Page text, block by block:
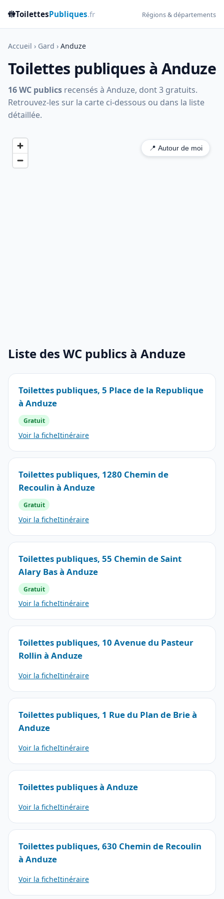
🚻ToilettesPubliques.fr Régions & départements
Accueil › Gard › Anduze
Toilettes publiques à Anduze
16 WC publics recensés à Anduze, dont 3 gratuits.
Retrouvez-les sur la carte ci-dessous ou dans la liste
détaillée.
📍 Autour de moi
Liste des WC publics à Anduze
Toilettes publiques, 5 Place de la Republique
à Anduze
Gratuit
Voir la ficheItinéraire
Toilettes publiques, 1280 Chemin de
Recoulin à Anduze
Gratuit
Voir la ficheItinéraire
Toilettes publiques, 55 Chemin de Saint
Alary Bas à Anduze
Gratuit
Voir la ficheItinéraire
Toilettes publiques, 10 Avenue du Pasteur
Rollin à Anduze
Voir la ficheItinéraire
Toilettes publiques, 1 Rue du Plan de Brie à
Anduze
Voir la ficheItinéraire
Toilettes publiques à Anduze
Voir la ficheItinéraire
Toilettes publiques, 630 Chemin de Recoulin
à Anduze
Voir la ficheItinéraire